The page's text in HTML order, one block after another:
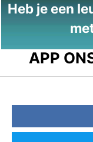
Heb je een
APP